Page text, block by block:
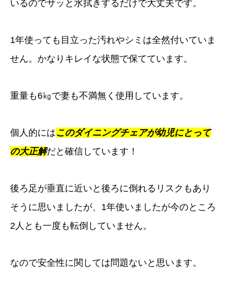
いるのでサッと水拭きするだけで大丈夫です。
1年使っても目立った汚れやシミは全然付いていま
せん。かなりキレイな状態で保てています。
重量も6㎏で妻も不満無く使用しています。
個人的にはこのダイニングチェアが幼児にとって
の大正解だと確信しています！
後ろ足が垂直に近いと後ろに倒れるリスクもあり
そうに思いましたが、1年使いましたが今のところ
2人とも一度も転倒していません。
なので安全性に関しては問題ないと思います。